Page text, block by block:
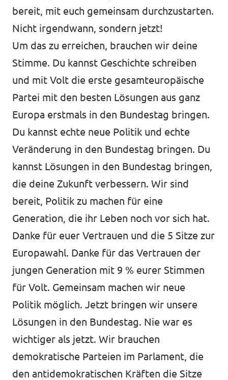
bereit, mit euch gemeinsam durchzustarten.
Nicht irgendwann, sondern jetzt!
Um das zu erreichen, brauchen wir deine
Stimme. Du kannst Geschichte schreiben
und mit Volt die erste gesamteuropäische
Partei mit den besten Lösungen aus ganz
Europa erstmals in den Bundestag bringen.
Du kannst echte neue Politik und echte
Veränderung in den Bundestag bringen. Du
kannst Lösungen in den Bundestag bringen,
die deine Zukunft verbessern. Wir sind
bereit, Politik zu machen für eine
Generation, die ihr Leben noch vor sich hat.
Danke für euer Vertrauen und die 5 Sitze zur
Europawahl. Danke für das Vertrauen der
jungen Generation mit 9 % eurer Stimmen
für Volt. Gemeinsam machen wir neue
Politik möglich. Jetzt bringen wir unsere
Lösungen in den Bundestag. Nie war es
wichtiger als jetzt. Wir brauchen
demokratische Parteien im Parlament, die
den antidemokratischen Kräften die Sitze